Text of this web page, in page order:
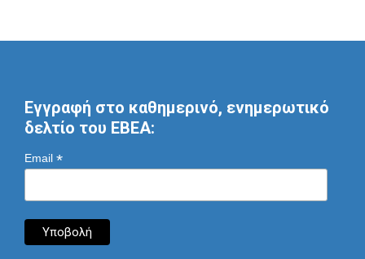
Εγγραφή στο καθημερινό, ενημερωτικό
δελτίο του ΕΒΕΑ:
Email *